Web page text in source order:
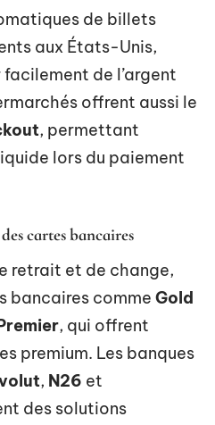
de billets
aux États-Unis,
de l’argent
offrent aussi le
, permettant
lors du paiement
cartes bancaires
retrait et de change,
bancaires comme Gold
, qui offrent
premium. Les banques
, N26 et
des solutions